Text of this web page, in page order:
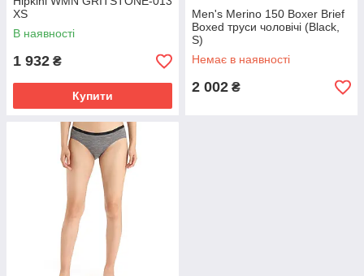
XS
В наявності
1 932 ₴
Купити
Men's Merino 150 Boxer Brief
Boxed труси чоловічі (Black,
S)
Немає в наявності
2 002 ₴